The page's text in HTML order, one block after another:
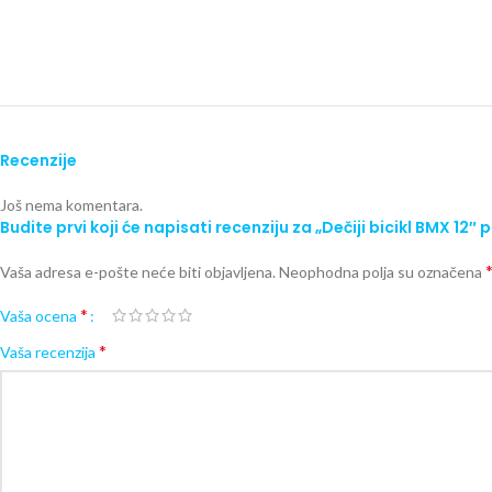
Recenzije
Još nema komentara.
Budite prvi koji će napisati recenziju za „Dečiji bicikl BMX 12″
Vaša adresa e-pošte neće biti objavljena. Neophodna polja su označena *
Vaša ocena *
Vaša recenzija *